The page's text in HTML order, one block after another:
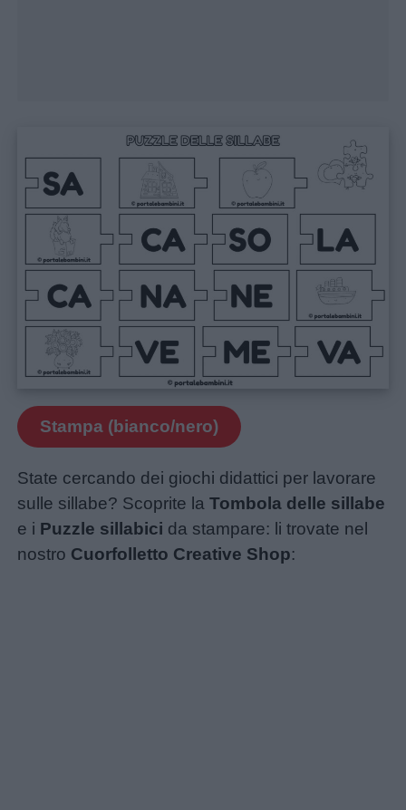
Stampa (bianco/nero)
State cercando dei giochi didattici per lavorare
sulle sillabe? Scoprite laTombola delle sillabe
e i Puzzle sillabici da stampare: li trovate nel
nostro Cuorfolletto Creative Shop: